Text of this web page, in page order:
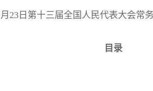
月23日第十三届全国人民代表大会常
目录